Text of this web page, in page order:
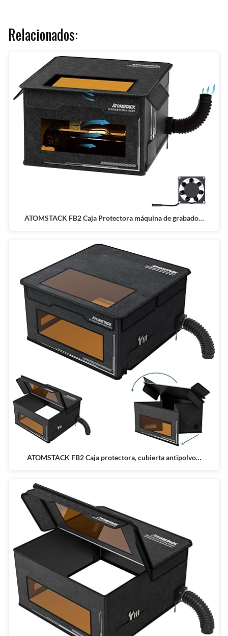
Relacionados:
ATOMSTACK FB2 Caja Protectora máquina de grabado…
ATOMSTACK FB2 Caja protectora, cubierta antipolvo…